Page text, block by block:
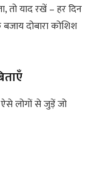
याद रखें – हर दिन
दोबारा कोशिश
लोगों से जुड़ें जो